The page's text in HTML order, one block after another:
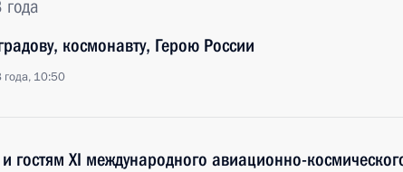
года
космонавту, Герою России
года, 10:50
гостям XI международного авиационно-